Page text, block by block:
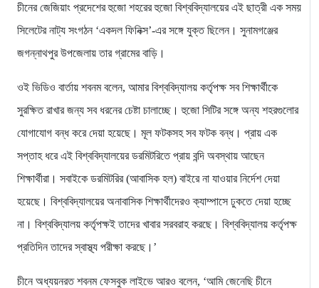
চীনের জেজিয়াং প্রদেশের হুজো শহরের হুজো বিশ্ববিদ্যালয়ের এই ছাত্রী এক সময়
সিলেটের নাট্য সংগঠন ‘একদল ফিনিক্স’-এর সঙ্গে যুক্ত ছিলেন। সুনামগঞ্জের
জগন্নাথপুর উপজেলায় তার গ্রামের বাড়ি।
ওই ভিডিও বার্তায় শবনম বলেন, আমার বিশ্ববিদ্যালয় কর্তৃপক্ষ সব শিক্ষার্থীকে
সুরক্ষিত রাখার জন্য সব ধরনের চেষ্টা চালাচ্ছে। হুজো সিটির সঙ্গে অন্য শহরগুলোর
যোগাযোগ বন্ধ করে দেয়া হয়েছে। মূল ফটকসহ সব ফটক বন্ধ। প্রায় এক
সপ্তাহ ধরে এই বিশ্ববিদ্যালয়ের ডরমিটরিতে প্রায় বন্দি অবস্থায় আছেন
শিক্ষার্থীরা। সবাইকে ডরমিটরির (আবাসিক হল) বাইরে না যাওয়ার নির্দেশ দেয়া
হয়েছে। বিশ্ববিদ্যালয়ের অনাবাসিক শিক্ষার্থীদেরও ক্যাম্পাসে ঢুকতে দেয়া হচ্ছে
না। বিশ্ববিদ্যালয় কর্তৃপক্ষই তাদের খাবার সরবরাহ করছে। বিশ্ববিদ্যালয় কর্তৃপক্ষ
প্রতিদিন তাদের স্বাস্থ্য পরীক্ষা করছে।’
চীনে অধ্যয়নরত শবনম ফেসবুক লাইভে আরও বলেন, ‘আমি জেনেছি চীনে